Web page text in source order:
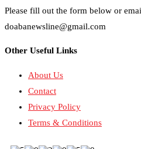
Please fill out the form below or
doabanewsline@gmail.com
Other Useful Links
About Us
Contact
Privacy Policy
Terms & Conditions